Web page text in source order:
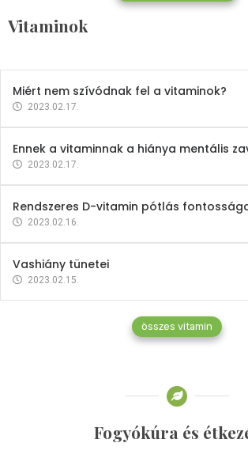
Vitaminok
Mindent a B-12 vitaminról
2023.02.27.
Miért nem szívódnak fel a vitaminok?
2023.02.17.
Ennek a vitaminnak a hiánya mentális
2023.02.17.
Rendszeres D-vitamin pótlás
2023.02.16.
Vashiány tünetei
2023.02.15.
összes vitamin
Fogyókúra és